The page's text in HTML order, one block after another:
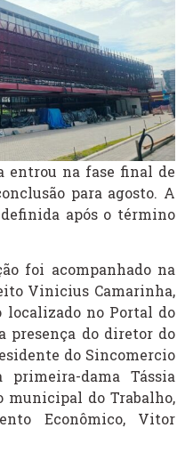
entrou na fase final de
para agosto. A
após o término
foi acompanhado na
Vinicius Camarinha,
no Portal do
presença do diretor do
do Sincomercio
primeira-dama Tássia
municipal do Trabalho,
Econômico, Vitor